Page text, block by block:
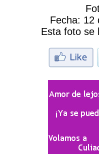
Fecha: 12
Esta foto se